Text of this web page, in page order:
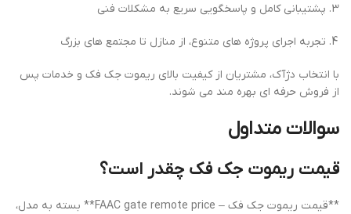
پشتیبانی کامل و پاسخگویی سریع به مشکلات فنی
تجربه اجرای پروژه های متنوع، از منازل تا مجتمع های بزرگ
با انتخاب دژآک، مشتریان از کیفیت بالای ریموت جک فک و خدمات پس
از فروش حرفه ای بهره مند می شوند.
سوالات متداول
قیمت ریموت جک فک چقدر است؟
**قیمت ریموت جک فک – FAAC gate remote price** بسته به مدل،